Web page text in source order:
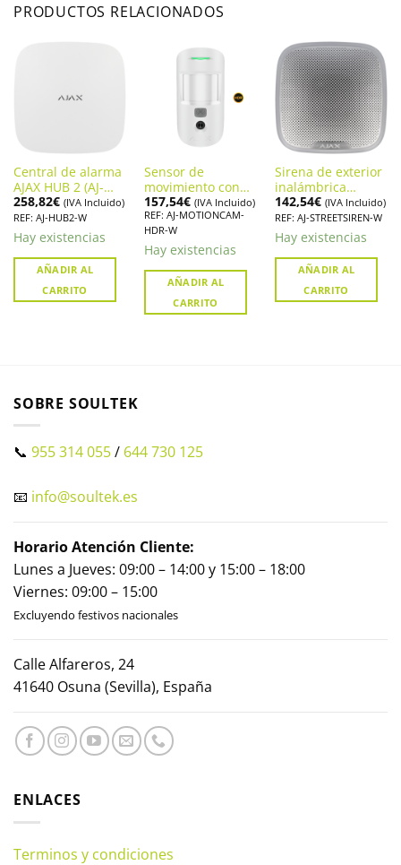
PRODUCTOS RELACIONADOS
Central de alarma
AJAX HUB 2 (AJ-
HUB2-W)
258,82€ (IVA Incluido)
REF: AJ-HUB2-W
Hay existencias
AÑADIR AL
CARRITO
Sensor de
movimiento con
cámara AJAX
MOTIONCAM HDR
157,54€ (IVA Incluido)
REF: AJ-MOTIONCAM-
HDR-W
Hay existencias
AÑADIR AL
CARRITO
Sirena de exterior
inalámbrica
alarma Ajax
StreetSiren
142,54€ (IVA Incluido)
REF: AJ-STREETSIREN-W
Hay existencias
AÑADIR AL
CARRITO
SOBRE SOULTEK
📞 955 314 055/ 644 730 125
📧 info@soultek.es
Horario Atención Cliente:
Lunes a Jueves: 09:00 – 14:00 y 15:00 – 18:00
Viernes: 09:00 – 15:00
Excluyendo festivos nacionales
Calle Alfareros, 24
41640 Osuna (Sevilla), España
ENLACES
Terminos y condiciones